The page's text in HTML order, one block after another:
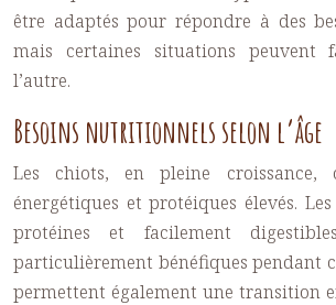
être adaptés pour répondre à des
mais certaines situations peuvent
l’autre.
Besoins nutritionnels selon l’âge
Les chiots, en pleine croissance,
énergétiques et protéiques élevés.
protéines et facilement
particulièrement bénéfiques pendant
permettent également une transition